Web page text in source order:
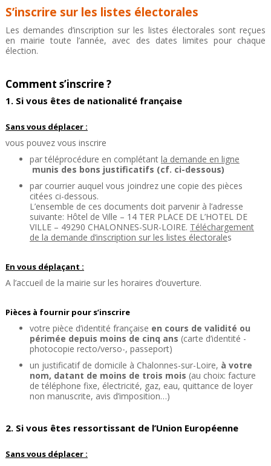
S’inscrire sur les listes électorales
Les demandes d’inscription sur les listes électorales sont reçues
en mairie toute l’année, avec des dates limites pour chaque
élection.
Comment s’inscrire ?
1. Si vous êtes de nationalité française
Sans vous déplacer :
vous pouvez vous inscrire
par téléprocédure en complétant la demande en ligne
munis des bons justificatifs (cf. ci-dessous)
par courrier auquel vous joindrez une copie des pièces
citées ci-dessous.
L’ensemble de ces documents doit parvenir à l’adresse
suivante: Hôtel de Ville – 14 TER PLACE DE L’HOTEL DE
VILLE – 49290 CHALONNES-SUR-LOIRE. Téléchargement
de la demande d’inscription sur les listes électorales
En vous déplaçant :
A l’accueil de la mairie sur les horaires d’ouverture.
Pièces à fournir pour s’inscrire
votre pièce d’identité française en cours de validité ou
périmée depuis moins de cinq ans (carte d’identité -
photocopie recto/verso-, passeport)
un justificatif de domicile à Chalonnes-sur-Loire, à votre
nom, datant de moins de trois mois (au choix: facture
de téléphone fixe, électricité, gaz, eau, quittance de loyer
non manuscrite, avis d’imposition…)
2. Si vous êtes ressortissant de l’Union Européenne
Sans vous déplacer :